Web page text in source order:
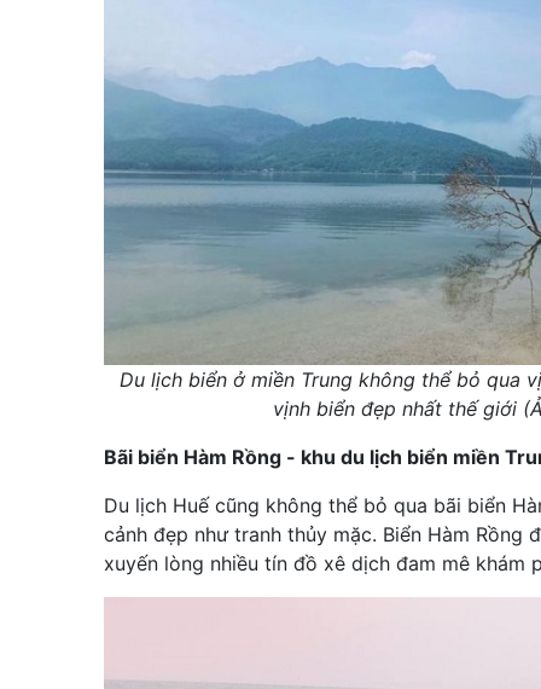
Du lịch biển ở miền Trung không thể bỏ qua
vịnh biển đẹp nhất thế giới
Bãi biển Hàm Rồng - khu du lịch biển miền
Du lịch Huế cũng không thể bỏ qua bãi biển
cảnh đẹp như tranh thủy mặc. Biển Hàm Rồng
xuyến lòng nhiều tín đồ xê dịch đam mê khám